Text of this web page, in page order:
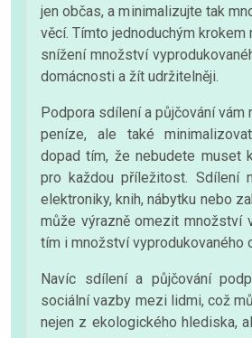
jen občas, a minimalizujte tak
věcí. Tímto jednoduchým
snížení množství
domácnosti a žít udržitelněji.
Podpora sdílení a půjčování vám
peníze, ale také
dopad tím, že nebudete muset
pro každou příležitost. Sdílení
elektroniky, knih, nábytku nebo
může výrazně omezit množství
tím i množství vyprodukovaného
Navíc sdílení a půjčování
sociální vazby mezi lidmi, což
nejen z ekologického hlediska,